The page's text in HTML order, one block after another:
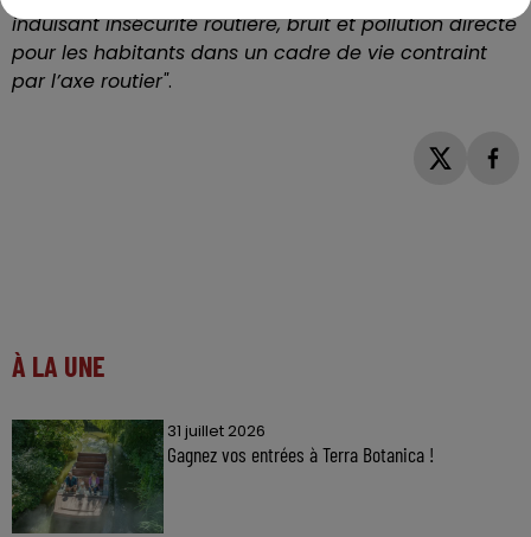
induisant insécurité routière, bruit et pollution directe
pour les habitants dans un cadre de vie contraint
par l’axe routier".
À LA UNE
31 juillet 2026
Gagnez vos entrées à Terra Botanica !